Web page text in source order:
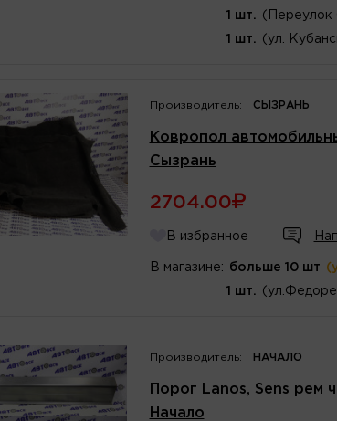
1 шт. (Переулок
1 шт. (ул.
Производитель: СЫЗРАНЬ
Ковропол
Сызрань
2704.00
В избранное
В магазине: больше 10 шт
1 шт.
Производитель: НАЧАЛО
Порог Lanos, Sens рем
Начало